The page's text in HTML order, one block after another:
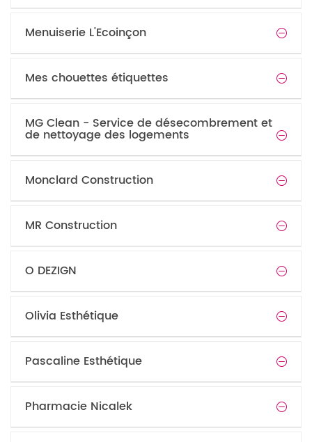
Menuiserie L'Ecoinçon
Mes chouettes étiquettes
MG Clean - Service de désecombrement et
de nettoyage des logements
Monclard Construction
MR Construction
O DEZIGN
Olivia Esthétique
Pascaline Esthétique
Pharmacie Nicalek